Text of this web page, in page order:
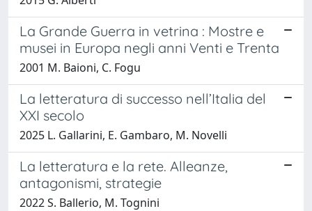
La Grande Guerra in vetrina : Mostre e
musei in Europa negli anni Venti e Trenta
2001 M. Baioni, C. Fogu
La letteratura di successo nell’Italia del
XXI secolo
2025 L. Gallarini, E. Gambaro, M. Novelli
La letteratura e la rete. Alleanze,
antagonismi, strategie
2022 S. Ballerio, M. Tognini